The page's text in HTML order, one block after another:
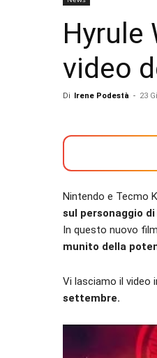
Hyrule
video
Di Irene Podestà - 23
Nintendo e Tecmo
sul personaggio di
In questo nuovo
munito della
Vi lasciamo il video
settembre.